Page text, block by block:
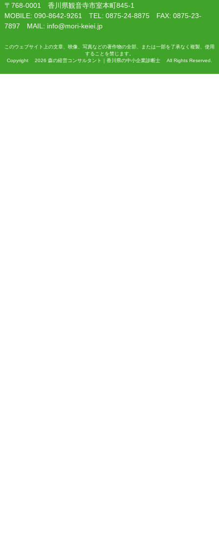
〒768-0001 香川県観音寺市室本町845-1
MOBILE: 090-8642-9261 TEL: 0875-24-8875 FAX: 0875-23-
7897 MAIL: info@mori-keiei.jp
このウェブサイト上の文章、映像、写真などの著作物の全部、または一部を了承なく複製、使用
することを禁じます。
Copyright 2026 森の経営コンサルタント｜香川県の中小企業診断士 All Rights Reserved.